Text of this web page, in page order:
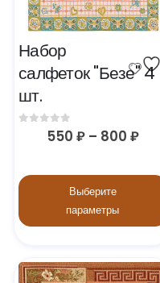
Набор
салфеток "Безе" 4
шт.
out of 5
550 ₽ – 800 ₽
Выберите
параметры